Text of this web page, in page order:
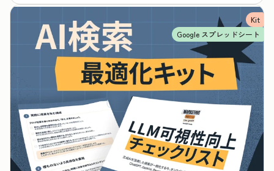
Kit
Google スプレッドシート